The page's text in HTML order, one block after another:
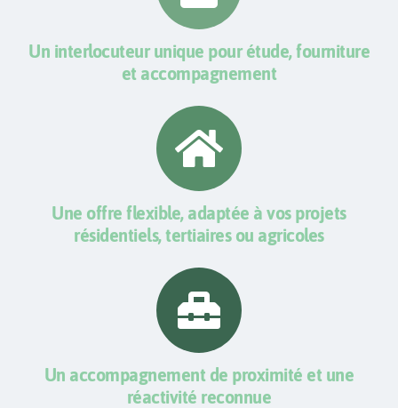
Un interlocuteur unique pour étude, fourniture
et accompagnement
Une offre flexible, adaptée à vos projets
résidentiels, tertiaires ou agricoles
Un accompagnement de proximité et une
réactivité reconnue